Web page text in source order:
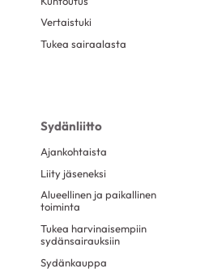
Vertaistuki
Tukea sairaalasta
Sydänliitto
Ajankohtaista
Liity jäseneksi
Alueellinen ja paikallinen
toiminta
Tukea harvinaisempiin
sydänsairauksiin
Sydänkauppa